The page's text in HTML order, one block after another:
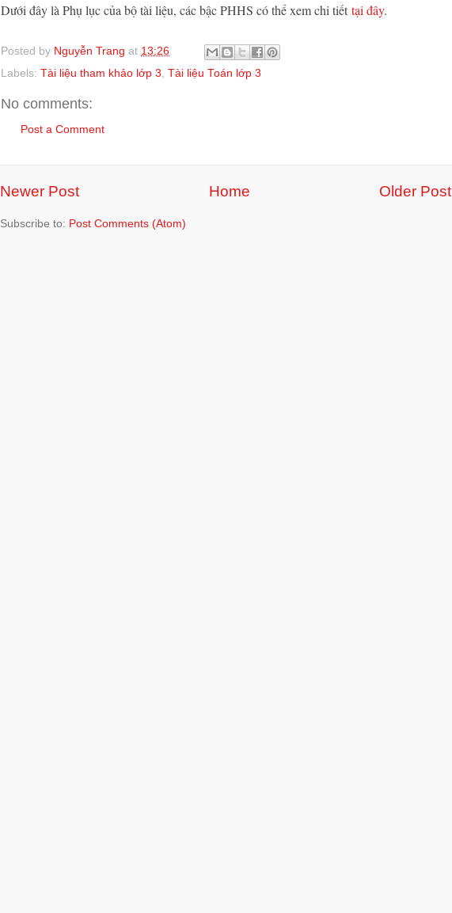
Dưới đây là Phụ lục của bộ tài liệu, các bậc PHHS có thể xem chi tiết tại đây.
Posted by Nguyễn Trang at 13:26
Labels: Tài liệu tham khảo lớp 3 Tài liệu Toán lớp 3
No comments:
Post a Comment
Newer Post Older Post
Home
Subscribe to: Post Comments (Atom)